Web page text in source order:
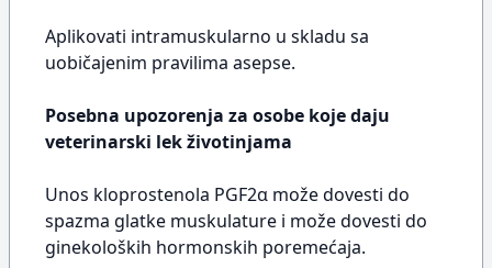
Aplikovati intramuskularno u skladu sa
uobičajenim pravilima asepse.
Posebna upozorenja za osobe koje daju
veterinarski lek životinjama
Unos kloprostenola PGF2α može dovesti do
spazma glatke muskulature i može dovesti do
ginekoloških hormonskih poremećaja.